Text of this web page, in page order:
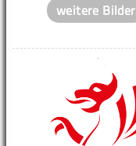
weitere Bilder